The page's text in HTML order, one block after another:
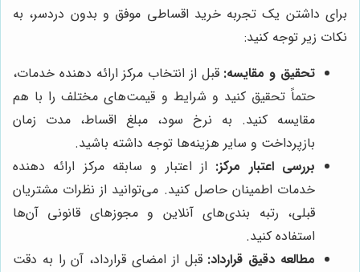
برای داشتن یک تجربه خرید اقساطی موفق و بدون دردسر، به
نکات زیر توجه کنید:
تحقیق و مقایسه: قبل از انتخاب مرکز ارائه دهنده خدمات،
حتماً تحقیق کنید و شرایط و قیمت‌های مختلف را با هم
مقایسه کنید. به نرخ سود، مبلغ اقساط، مدت زمان
بازپرداخت و سایر هزینه‌ها توجه داشته باشید.
بررسی اعتبار مرکز: از اعتبار و سابقه مرکز ارائه دهنده
خدمات اطمینان حاصل کنید. می‌توانید از نظرات مشتریان
قبلی، رتبه بندی‌های آنلاین و مجوزهای قانونی آن‌ها
استفاده کنید.
مطالعه دقیق قرارداد: قبل از امضای قرارداد، آن را به دقت